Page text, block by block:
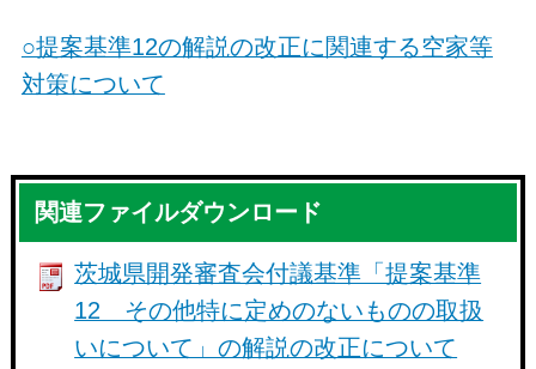
○提案基準12の解説の改正に関連する空家等
対策について
関連ファイルダウンロード
茨城県開発審査会付議基準「提案基準
12 その他特に定めのないものの取扱
いについて」の解説の改正について